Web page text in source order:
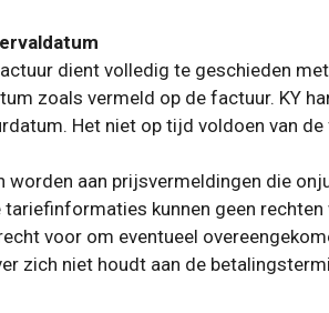
dient volledig te geschieden
zoals vermeld op de factuur. KY
Het niet op tijd voldoen van
worden aan prijsvermeldingen die
kunnen geen
voor om eventueel
zich niet houdt aan de